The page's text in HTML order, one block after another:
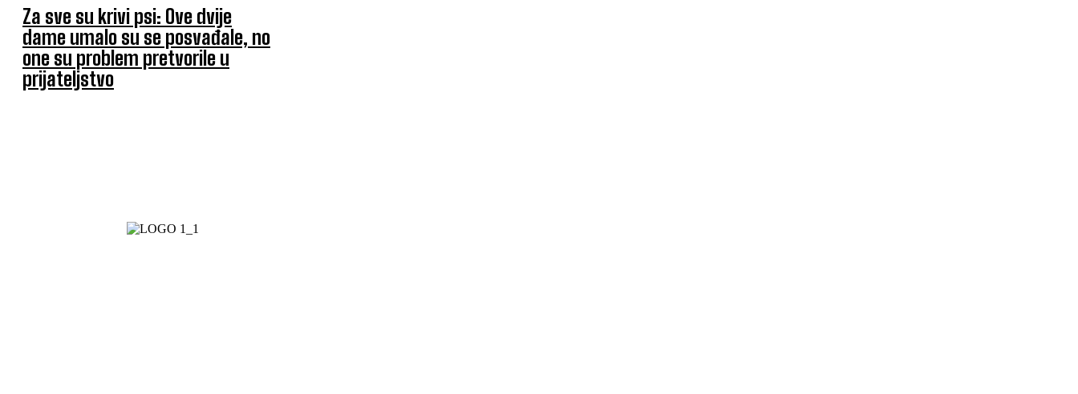
Za sve su krivi psi: Ove dvije
dame umalo su se posvađale, no
one su problem pretvorile u
prijateljstvo